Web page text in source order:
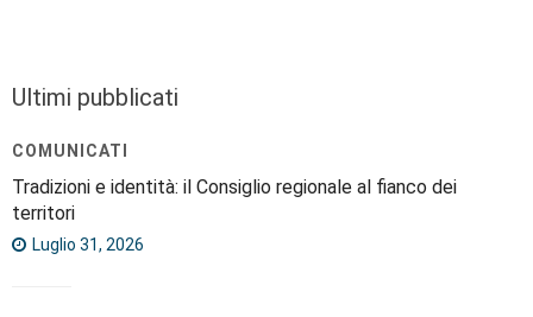
Ultimi pubblicati
COMUNICATI
Tradizioni e identità: il Consiglio regionale al fianco dei
territori
Luglio 31, 2026